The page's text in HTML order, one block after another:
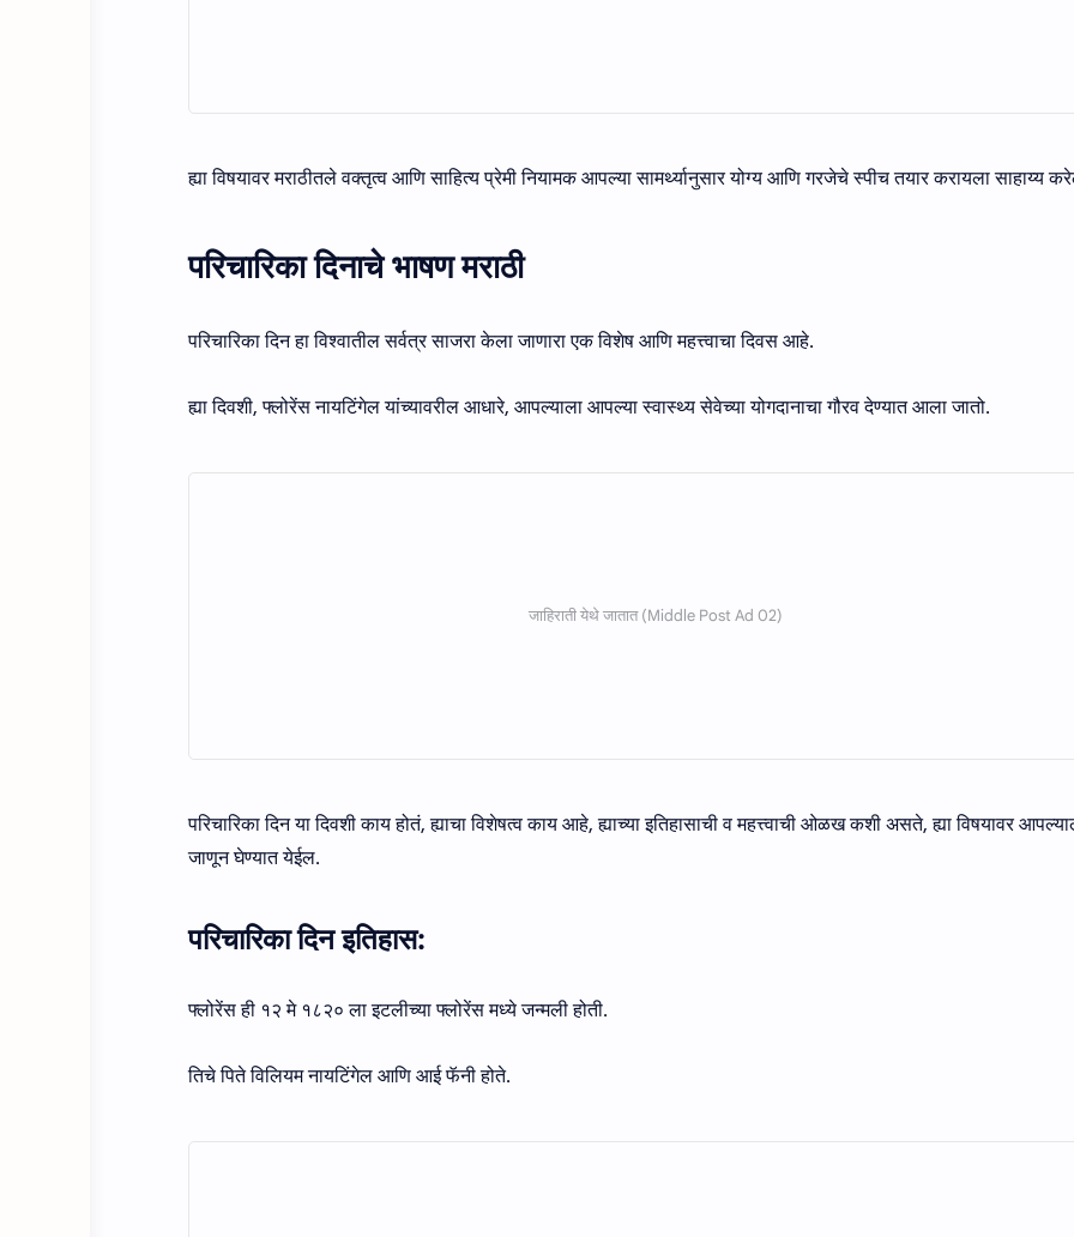
ह्या विषयावर मराठीतले वक्तृत्व आणि साहित्य प्रेमी नियामक आपल्या सामर्थ्यानुसार योग्य आणि गरजेचे स्पीच तयार करायला साहाय्य
परिचारिका दिनाचे भाषण मराठी
परिचारिका दिन हा विश्वातील सर्वत्र साजरा केला जाणारा एक विशेष आणि महत्त्वाचा दिवस आहे.
ह्या दिवशी, फ्लोरेंस नायटिंगेल यांच्यावरील आधारे, आपल्याला आपल्या स्वास्थ्य सेवेच्या योगदानाचा गौरव देण्यात आला जातो.
परिचारिका दिन या दिवशी काय होतं, ह्याचा विशेषत्व काय आहे, ह्याच्या इतिहासाची व महत्त्वाची ओळख कशी असते, ह्या विषयावर
जाणून घेण्यात येईल.
परिचारिका दिन इतिहास:
फ्लोरेंस ही १२ मे १८२० ला इटलीच्या फ्लोरेंस मध्ये जन्मली होती.
तिचे पिते विलियम नायटिंगेल आणि आई फॅनी होते.